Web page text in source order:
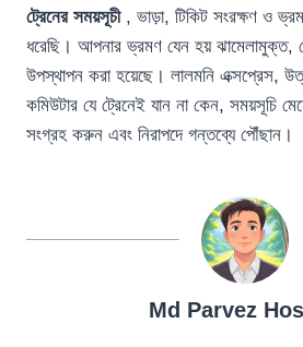
ট্রেনের সময়সূচী, ভাড়া, টিকিট সংরক্ষণ ও
ধরেছি। আপনার ভ্রমণ যেন হয় ঝামেলামুক্ত,
উপস্থাপন করা হয়েছে। লালমনি এক্সপ্রেস,
কমিউটার যে ট্রেনেই যান না কেন, সময়সূচি
সংগ্রহ করুন এবং নিরাপদে গন্তব্যে পৌঁছান।
Md Parvez